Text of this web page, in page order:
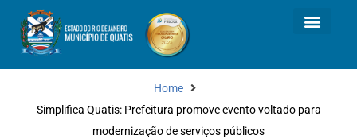
Home
Simplifica Quatis: Prefeitura promove evento voltado para
modernização de serviços públicos